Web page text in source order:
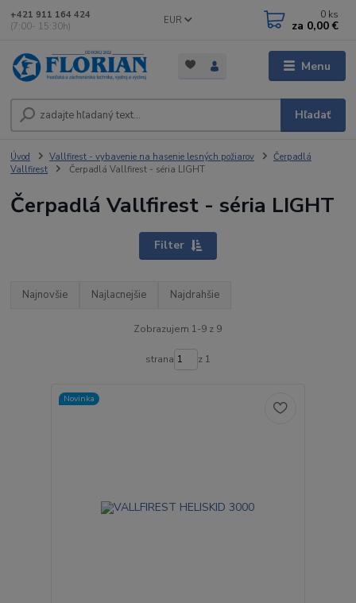
Menu
EUR
Hľadať
+421 911 164 424
(7:00- 15:30h)
0 ks
za 0,00 €
Úvod Vallfirest - vybavenie na hasenie lesných požiarov
Čerpadlá
Vallfirest
Čerpadlá Vallfirest - séria LIGHT
Čerpadlá Vallfirest - séria LIGHT
Filter
Najnovšie Najlacnejšie Najdrahšie
Zobrazujem 1-9 z 9
strana z 1
Novinka